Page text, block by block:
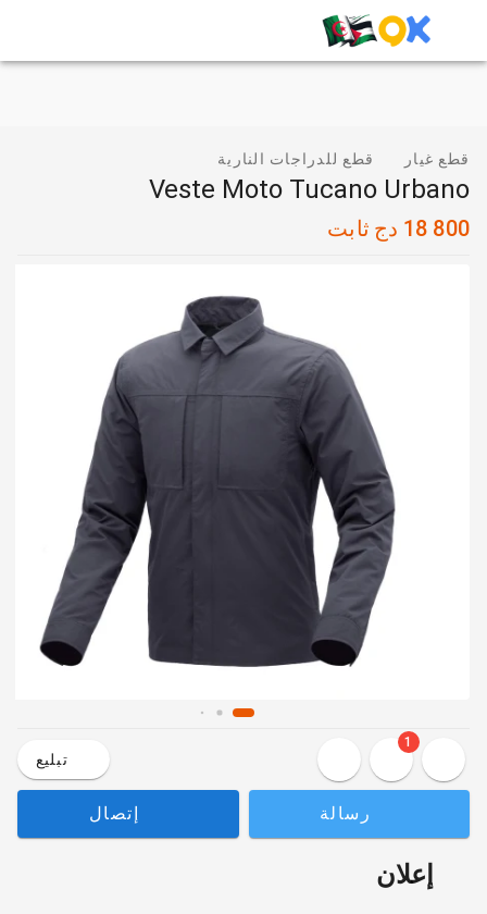
قطع غيار قطع للدراجات النارية
Veste Moto Tucano Urbano
18 800 دج ثابت
1
تبليع
رسالة إتصال
إعلان